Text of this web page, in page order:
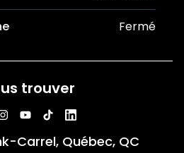
Fermé
trouver
Carrel, Québec, QC